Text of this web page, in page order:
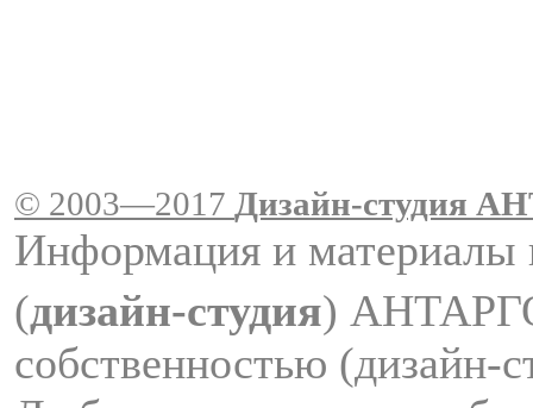
© 2003—2017 Дизайн-студия
Информация и материалы
(дизайн-студия)
собственностью